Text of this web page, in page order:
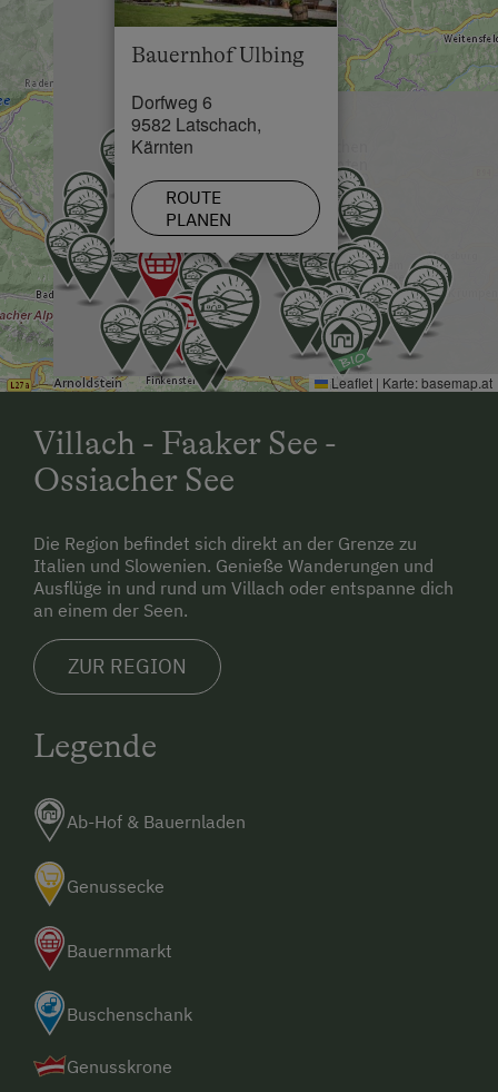
Seehöhe bis 1.500 m
See / Teich in 3 km
Skilift in 0 km
Loipe in 0 km
Bauernhof Ulbing
Dorfweg 6
9582 Latschach,
Kärnten
ROUTE
PLANEN
Leaflet | Karte:basemap.at
Villach - Faaker See -
Ossiacher See
Die Region befindet sich direkt an der Grenze zu
Italien und Slowenien. Genieße Wanderungen und
Ausflüge in und rund um Villach oder entspanne dich
an einem der Seen.
ZUR REGION
Legende
Ab-Hof & Bauernladen
Genussecke
Bauernmarkt
Buschenschank
Genusskrone